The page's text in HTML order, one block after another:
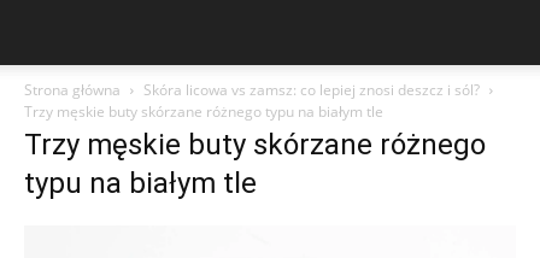
Strona główna
Skóra licowa vs zamsz: co lepiej znosi deszcz i sól?
Trzy męskie buty skórzane różnego typu na białym tle
Trzy męskie buty skórzane różnego
typu na białym tle